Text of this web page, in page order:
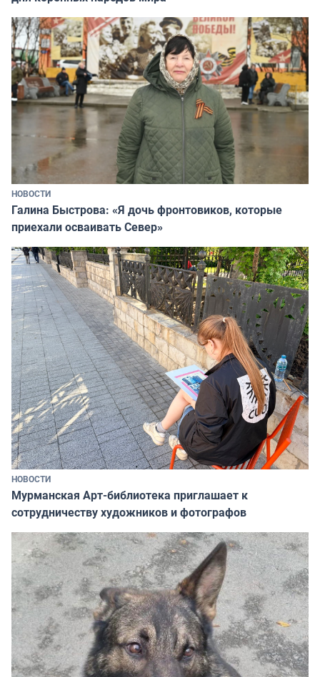
НОВОСТИ
Галина Быстрова: «Я дочь фронтовиков, которые
приехали осваивать Север»
НОВОСТИ
Мурманская Арт-библиотека приглашает к
сотрудничеству художников и фотографов